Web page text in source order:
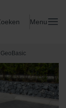
Menu
GeoBasic